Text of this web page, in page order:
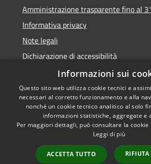
Amministrazione trasparente fino al
Informativa privacy
Note legali
Dichiarazione di accessibilità
Accessibilità
Privacy
Mappa del sito
Copyright
Informazioni sui
Questo sito web utilizza cookie tecnici e
necessari al corretto funzionamento e alla
nonché un cookie tecnico analitico al solo
informazioni statistiche, aggregate e
Per maggiori dettagli, può consultare la cookie
Leggi di più
ACCETTA TUTTO RIFIUTA